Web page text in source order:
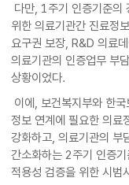
다만, 1주기 인증기준의
위한 의료기관간 진료정
요구권 보장, R&D 의료
의료기관의 인증업무 부
상황이었다.
이에, 보건복지부와 한
정보 연계에 필요한 의료
강화하고, 의료기관의 부
간소화하는 2주기 인증
적용성 검증을 위한 시범